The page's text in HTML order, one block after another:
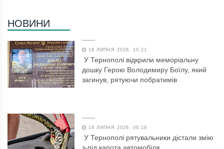
НОВИНИ
18 ЛИПНЯ 2026, 10:21
У Тернополі відкрили меморіальну
дошку Герою Володимиру Боїлу, який
загинув, рятуючи побратимів
18 ЛИПНЯ 2026, 06:19
У Тернополі рятувальники дістали змію